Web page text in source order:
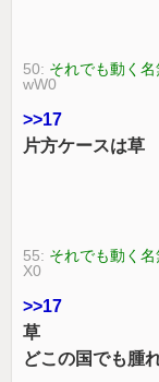
50: それでも動く名
wW0
>>17
片方ケースは草
55: それでも動く名
X0
>>17
草
どこの国でも腫